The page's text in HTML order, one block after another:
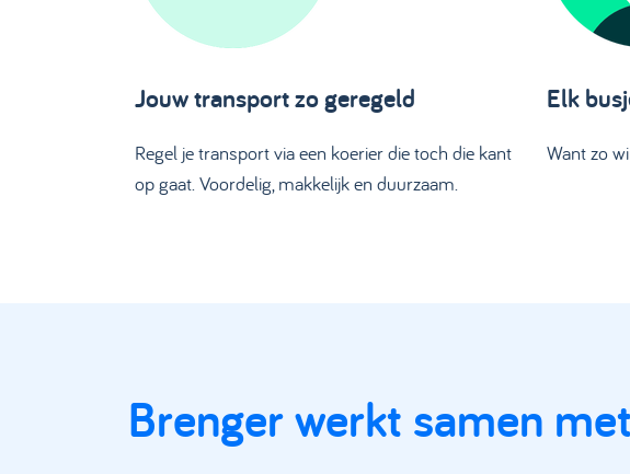
Jouw transport zo geregeld
Regel je transport via een koerier die toch die kant
op gaat. Voordelig, makkelijk en duurzaam.
Elk
Want zo
Brenger werkt samen met